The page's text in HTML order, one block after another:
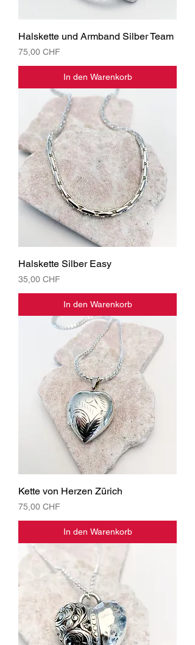
Halskette und Armband Silber Team
Preis
75,00 CHF
In den Warenkorb
Halskette Silber Easy
Preis
35,00 CHF
In den Warenkorb
Kette von Herzen Zürich
Preis
75,00 CHF
In den Warenkorb